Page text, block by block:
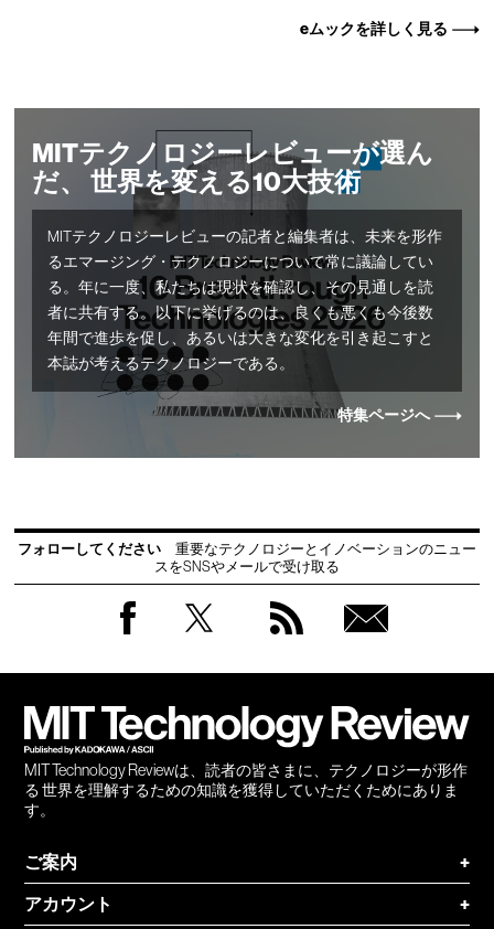
eムックを詳しく見る
MITテクノロジーレビューが選ん
だ、 世界を変える10大技術
MITテクノロジーレビューの記者と編集者は、未来を形作
るエマージング・テクノロジーについて常に議論してい
る。年に一度、私たちは現状を確認し、その見通しを読
者に共有する。以下に挙げるのは、良くも悪くも今後数
年間で進歩を促し、あるいは大きな変化を引き起こすと
本誌が考えるテクノロジーである。
特集ページへ
フォローしてください
重要なテクノロジーとイノベーションのニュー
スをSNSやメールで受け取る
MIT Technology Reviewは、読者の皆さまに、テクノロジーが形作
る 世界を理解するための知識を獲得していただくためにありま
す。
ご案内
+
アカウント
+